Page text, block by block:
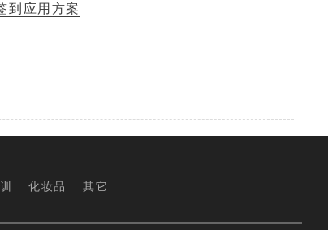
到应用方案
化妆品 其它